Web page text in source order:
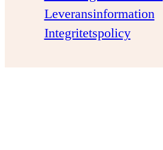
Leveransinformation
Integritetspolicy